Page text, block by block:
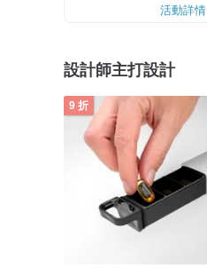
活動詳情
設計師主打設計
9 折